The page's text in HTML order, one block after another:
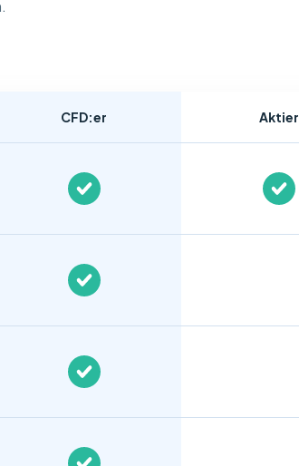
CFD:er Aktier